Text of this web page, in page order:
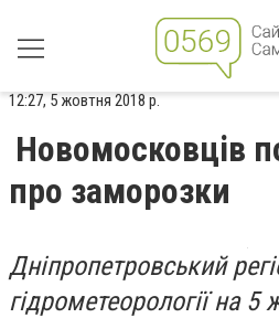
12:27, 5 жовтня 2018 р.
Новомосковців
про заморозки
Дніпропетровський
гідрометеорології на